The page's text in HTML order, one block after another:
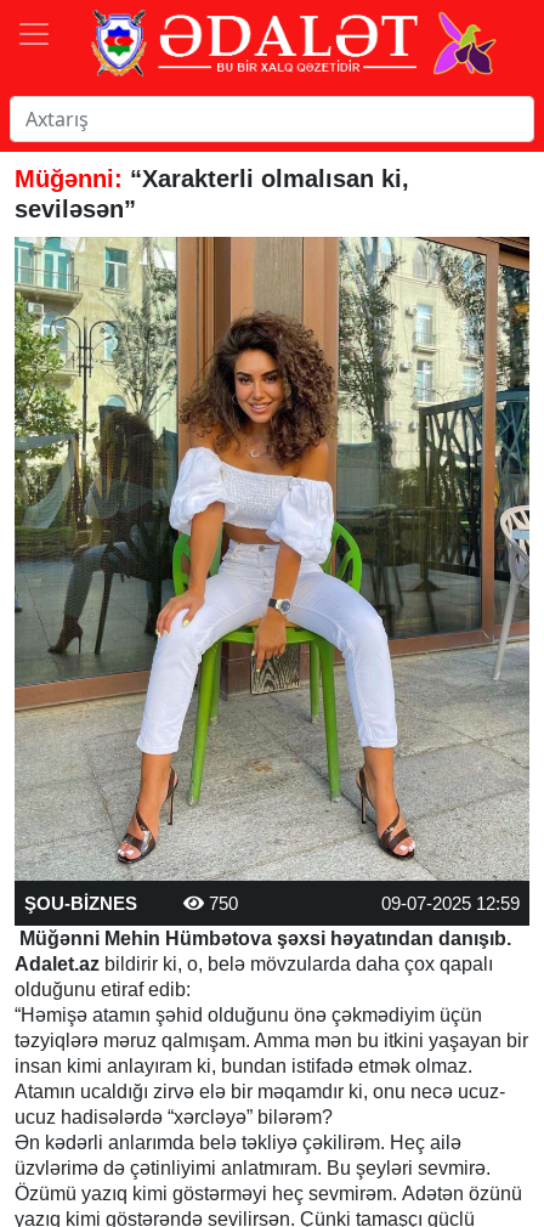
Müğənni: “Xarakterli olmalısan ki,
seviləsən”
ŞOU-BİZNES 750
09-07-2025 12:59
Müğənni Mehin Hümbətova şəxsi həyatından danışıb.
Adalet.az bildirir ki, o, belə mövzularda daha çox qapalı
olduğunu etiraf edib:
“Həmişə atamın şəhid olduğunu önə çəkmədiyim üçün
təzyiqlərə məruz qalmışam. Amma mən bu itkini yaşayan bir
insan kimi anlayıram ki, bundan istifadə etmək olmaz.
Atamın ucaldığı zirvə elə bir məqamdır ki, onu necə ucuz-
ucuz hadisələrdə “xərcləyə” bilərəm?
Ən kədərli anlarımda belə təkliyə çəkilirəm. Heç ailə
üzvlərimə də çətinliyimi anlatmıram. Bu şeyləri sevmirə.
Özümü yazıq kimi göstərməyi heç sevmirəm. Adətən özünü
yazıq kimi göstərəndə sevilirsən. Çünki tamaşçı güclü